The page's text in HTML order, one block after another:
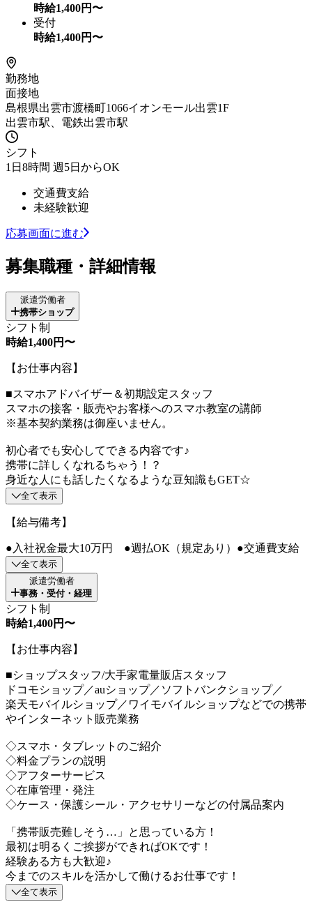
時給1,400円〜
受付
時給1,400円〜
勤務地
面接地
島根県出雲市渡橋町1066イオンモール出雲1F
出雲市駅、電鉄出雲市駅
シフト
1日8時間 週5日からOK
交通費支給
未経験歓迎
応募画面に進む
募集職種・詳細情報
派遣労働者
携帯ショップ
シフト制
時給1,400円〜
【お仕事内容】
■スマホアドバイザー＆初期設定スタッフ
スマホの接客・販売やお客様へのスマホ教室の講師
※基本契約業務は御座いません。
初心者でも安心してできる内容です♪
携帯に詳しくなれるちゃう！？
身近な人にも話したくなるような豆知識もGET☆
全て表示
【給与備考】
●入社祝金最大10万円 ●週払OK（規定あり）●交通費支給
全て表示
派遣労働者
事務・受付・経理
シフト制
時給1,400円〜
【お仕事内容】
■ショップスタッフ/大手家電量販店スタッフ
ドコモショップ／auショップ／ソフトバンクショップ／
楽天モバイルショップ／ワイモバイルショップなどでの携帯
やインターネット販売業務
◇スマホ・タブレットのご紹介
◇料金プランの説明
◇アフターサービス
◇在庫管理・発注
◇ケース・保護シール・アクセサリーなどの付属品案内
「携帯販売難しそう…」と思っている方！
最初は明るくご挨拶ができればOKです！
経験ある方も大歓迎♪
今までのスキルを活かして働けるお仕事です！
全て表示